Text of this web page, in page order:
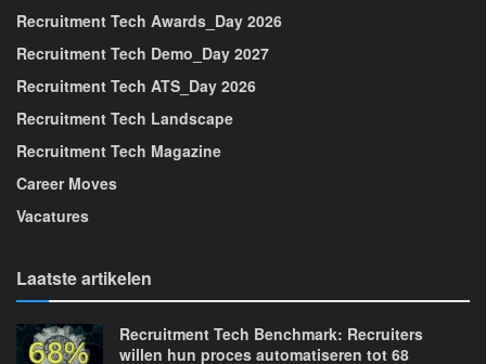
Recruitment Tech Awards_Day 2026
Recruitment Tech Demo_Day 2027
Recruitment Tech ATS_Day 2026
Recruitment Tech Landscape
Recruitment Tech Magazine
Career Moves
Vacatures
Laatste artikelen
Recruitment Tech Benchmark: Recruiters
willen hun proces automatiseren tot 68